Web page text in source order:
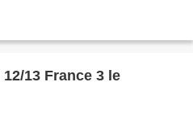
13 France 3 le